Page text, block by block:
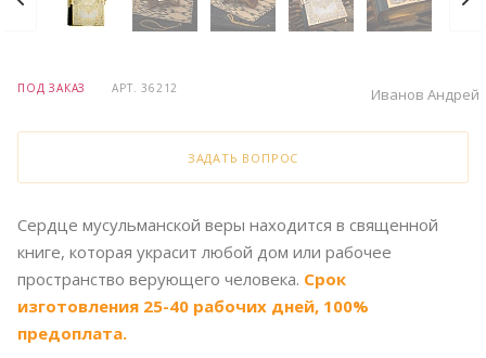
ПОД ЗАКАЗ АРТ.36212 Иванов Андрей
ЗАДАТЬ ВОПРОС
Сердце мусульманской веры находится в священной
книге, которая украсит любой дом или рабочее
пространство верующего человека. Срок
изготовления 25-40 рабочих дней, 100%
предоплата.